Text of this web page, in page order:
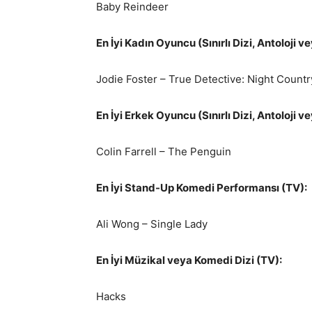
Baby Reindeer
En İyi Kadın Oyuncu (Sınırlı Dizi, Antoloji
Jodie Foster – True Detective: Night
En İyi Erkek Oyuncu (Sınırlı Dizi, Antoloji
Colin Farrell – The Penguin
En İyi Stand-Up Komedi Performansı (TV):
Ali Wong – Single Lady
En İyi Müzikal veya Komedi Dizi (TV):
Hacks